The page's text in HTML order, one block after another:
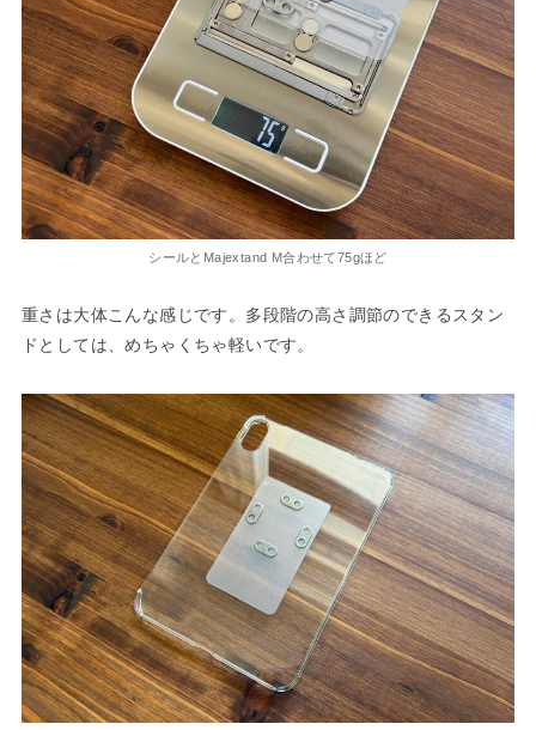
シールとMajextand M合わせて75gほど
重さは大体こんな感じです。多段階の高さ調節のできるスタン
ドとしては、めちゃくちゃ軽いです。